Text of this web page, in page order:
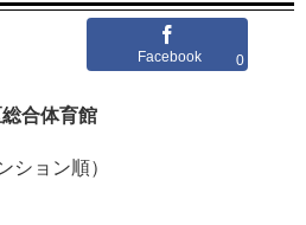
Facebook 0
合体育館
ション順）